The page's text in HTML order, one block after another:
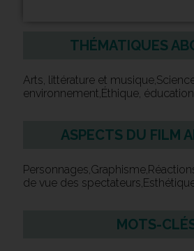
THÉMATIQUES
Arts, littérature et
environnement,Éthique,
ASPECTS DU FILM
de vue des
MOTS-